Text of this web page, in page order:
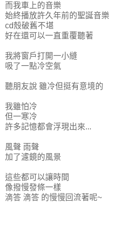
而我車上的音樂
始終播放許久年前的聖誕音樂
cd殼破舊不堪
好在還可以一直重覆聽著
我將窗戶打開一小縫
吸了一點冷空氣
聽朋友說 雖冷但挺有意境的
我雖怕冷
但一寒冷
許多記憶都會浮現出來...
風聲 雨聲
加了濾鏡的風景
這些都可以讓時間
像撥慢發條一樣
滴答 滴答 的慢慢回流著呢~